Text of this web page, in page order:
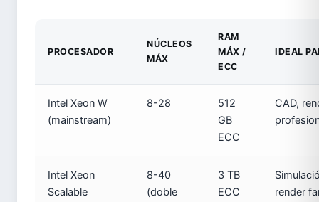
PROCESADOR
NÚCLEOS
MÁX
RAM
MÁX /
ECC
IDEAL
Intel Xeon W
(mainstream)
8-28
512
GB
ECC
CAD,
Intel Xeon
Scalable
8-40
(doble
3 TB
ECC
render